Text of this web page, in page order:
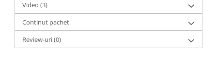
Video (3)
Continut pachet
Review-uri(0)